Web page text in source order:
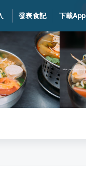
發表食記 下載App